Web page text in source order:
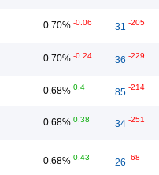
0.70% -0.06 31 -205
0.70% -0.24 36 -229
0.68% 0.4 85 -214
0.68% 0.38 34 -251
0.68% 0.43 26 -68